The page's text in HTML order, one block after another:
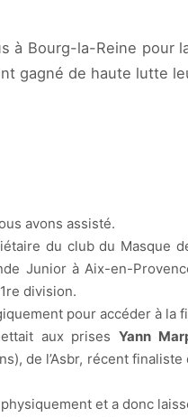
à Bourg-la-Reine pour
gagné de haute lutte
avons assisté.
du club du Masque
Junior à Aix-en-
division.
pour accéder à la
aux prisesYann
de l’Asbr, récent
et a donc